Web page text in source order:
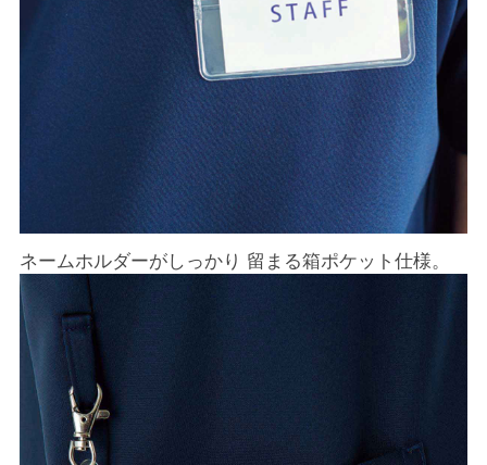
ネームホルダーがしっかり 留まる箱ポケット仕様。